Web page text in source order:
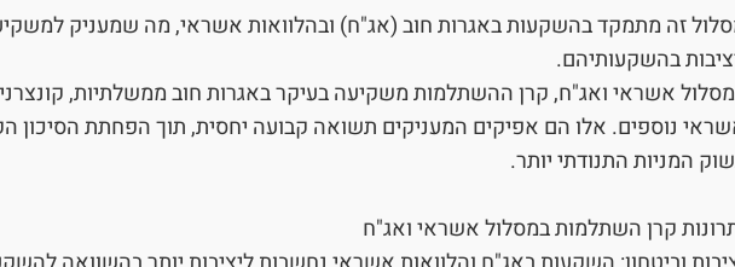
זה מתמקד בהשקעות באגרות חוב (אג"ח) ובהלוואות אשראי, מה שמעניק
בהשקעותיהם.
אשראי ואג"ח, קרן ההשתלמות משקיעה בעיקר באגרות חוב ממשלתיות,
נוספים. אלו הם אפיקים המעניקים תשואה קבועה יחסית, תוך הפחתת הסיכון
המניות התנודתי יותר.
קרן השתלמות במסלול אשראי ואג"ח